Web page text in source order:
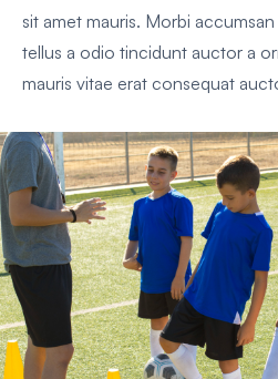
sit amet mauris. Morbi
tellus a odio tincidunt auctor a
mauris vitae erat consequat